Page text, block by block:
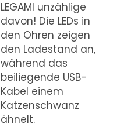
LEGAMI unzählige
davon! Die LEDs in
den Ohren zeigen
den Ladestand an,
während das
beiliegende USB-
Kabel einem
Katzenschwanz
ähnelt.